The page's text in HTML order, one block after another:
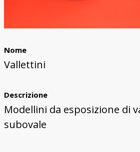
Nome
Vallettini
Descrizione
Modellini da esposizione di
subovale